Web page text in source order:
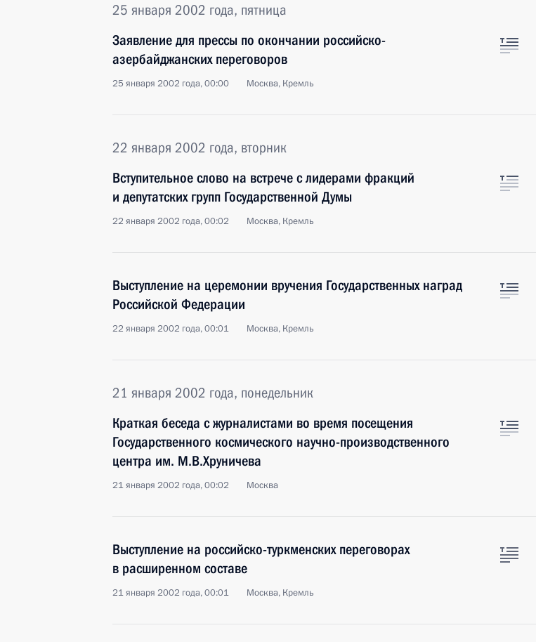
25 января 2002 года, пятница
Заявление для прессы по окончании российско-
азербайджанских переговоров
25 января 2002 года, 00:00 Москва, Кремль
22 января 2002 года, вторник
Вступительное слово на встрече с лидерами фракций
и депутатских групп Государственной Думы
22 января 2002 года, 00:02 Москва, Кремль
Выступление на церемонии вручения Государственных наград
Российской Федерации
22 января 2002 года, 00:01 Москва, Кремль
21 января 2002 года, понедельник
Краткая беседа с журналистами во время посещения
Государственного космического научно-производственного
центра им. М.В.Хруничева
21 января 2002 года, 00:02 Москва
Выступление на российско-туркменских переговорах
в расширенном составе
21 января 2002 года, 00:01 Москва, Кремль